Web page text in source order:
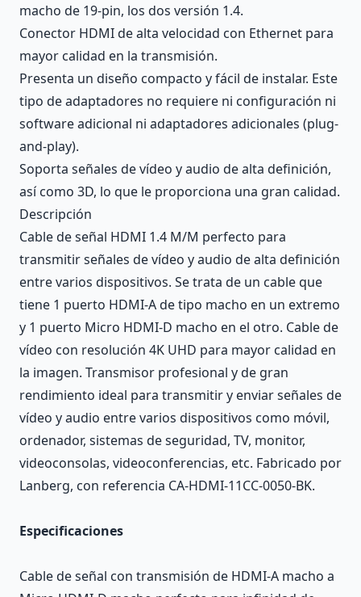
macho de 19-pin, los dos versión 1.4.
Conector HDMI de alta velocidad con Ethernet para
mayor calidad en la transmisión.
Presenta un diseño compacto y fácil de instalar. Este
tipo de adaptadores no requiere ni configuración ni
software adicional ni adaptadores adicionales (plug-
and-play).
Soporta señales de vídeo y audio de alta definición,
así como 3D, lo que le proporciona una gran calidad.
Descripción
Cable de señal HDMI 1.4 M/M perfecto para
transmitir señales de vídeo y audio de alta definición
entre varios dispositivos. Se trata de un cable que
tiene 1 puerto HDMI-A de tipo macho en un extremo
y 1 puerto Micro HDMI-D macho en el otro. Cable de
vídeo con resolución 4K UHD para mayor calidad en
la imagen. Transmisor profesional y de gran
rendimiento ideal para transmitir y enviar señales de
vídeo y audio entre varios dispositivos como móvil,
ordenador, sistemas de seguridad, TV, monitor,
videoconsolas, videoconferencias, etc. Fabricado por
Lanberg, con referencia CA-HDMI-11CC-0050-BK.
Especificaciones
Cable de señal con transmisión de HDMI-A macho a